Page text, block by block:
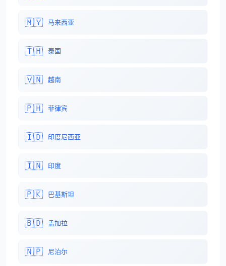
🇲🇾 马来西亚
🇹🇭 泰国
🇻🇳 越南
🇵🇭 菲律宾
🇮🇩 印度尼西亚
🇮🇳 印度
🇵🇰 巴基斯坦
🇧🇩 孟加拉
🇳🇵 尼泊尔